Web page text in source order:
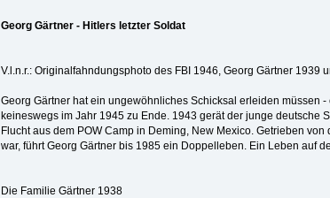
Georg Gärtner - Hitlers letzter Soldat
V.l.n.r.: Originalfahndungsphoto des FBI 1946, Georg Gärtner 1939
Georg Gärtner hat ein ungewöhnliches Schicksal erleiden müssen
keineswegs im Jahr 1945 zu Ende. 1943 gerät der junge deutsche
Flucht aus dem POW Camp in Deming, New Mexico. Getrieben
war, führt Georg Gärtner bis 1985 ein Doppelleben. Ein Leben auf
Die Familie Gärtner 1938